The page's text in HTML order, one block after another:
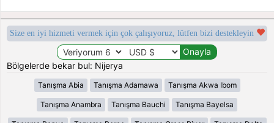
Size en iyi hizmeti vermek için çok çalışıyoruz, lütfen bizi destekleyin
Bölgelerde bekar bul: Nijerya
Tanışma Abia Tanışma Adamawa Tanışma Akwa Ibom
Tanışma Anambra Tanışma Bauchi Tanışma Bayelsa